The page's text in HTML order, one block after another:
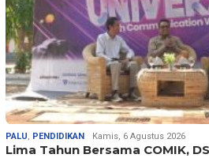
PALU, PENDIDIKAN Kamis, 6 Agustus 2026
Lima Tahun Bersama COMIK,